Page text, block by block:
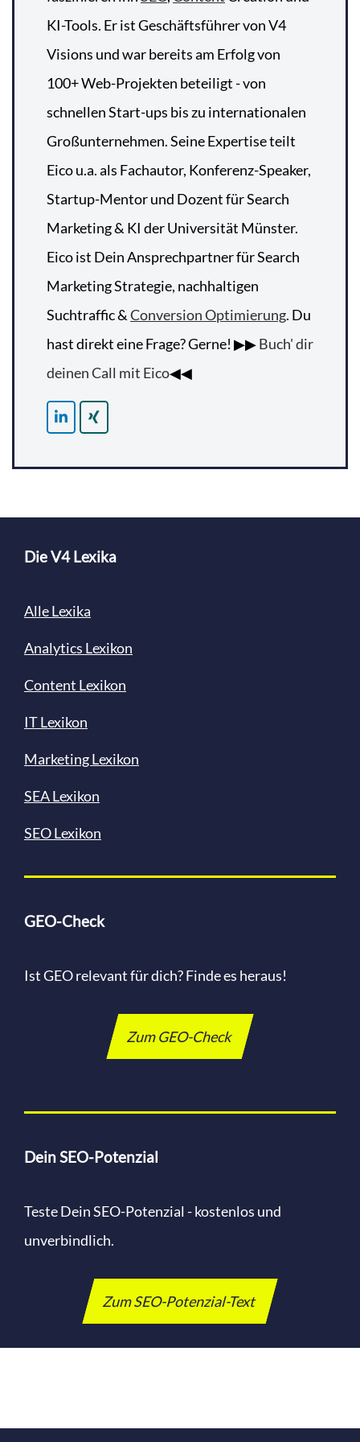
KI-Tools. Er ist Geschäftsführer von V4
Visions und war bereits am Erfolg von
100+ Web-Projekten beteiligt - von
schnellen Start-ups bis zu internationalen
Großunternehmen. Seine Expertise teilt
Eico u.a. als Fachautor, Konferenz-Speaker,
Startup-Mentor und Dozent für Search
Marketing & KI der Universität Münster.
Eico ist Dein Ansprechpartner für Search
Marketing Strategie, nachhaltigen
Suchtraffic &Conversion Optimierung. Du
hast direkt eine Frage? Gerne! ▶▶Buch' dir
deinen Call mit Eico◀◀
Die V4 Lexika
Alle Lexika
Analytics Lexikon
Content Lexikon
IT Lexikon
Marketing Lexikon
SEA Lexikon
SEO Lexikon
GEO-Check
Ist GEO relevant für dich? Finde es heraus!
Zum GEO-Check
Dein SEO-Potenzial
Teste Dein SEO-Potenzial - kostenlos und
unverbindlich.
Zum SEO-Potenzial-Text